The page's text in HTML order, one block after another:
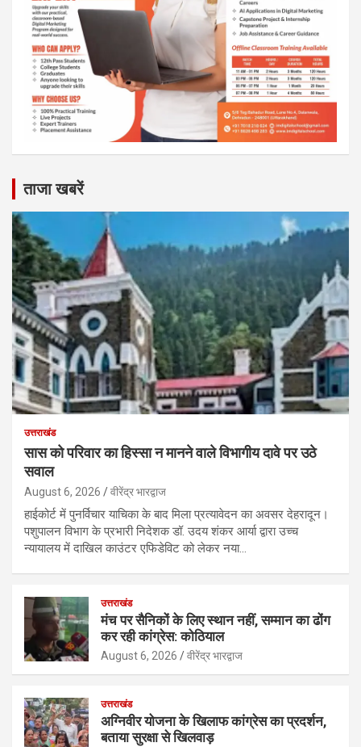
ताजा खबरें
उत्तराखंड
सास को परिवार का हिस्सा न मानने वाले विभागीय दावे पर उठे
सवाल
August 6, 2026 वीरेंद्र भारद्वाज
हाईकोर्ट में पुनर्विचार याचिका के बाद मिला प्रत्यावेदन का अवसर देहरादून।
पशुपालन विभाग के प्रभारी निदेशक डॉ. उदय शंकर आर्या द्वारा उच्च
न्यायालय में दाखिल काउंटर एफिडेविट को लेकर नया…
उत्तराखंड
मंच पर सैनिकों के लिए स्थान नहीं, सम्मान का ढोंग
कर रही कांग्रेस: कोठियाल
August 6, 2026 वीरेंद्र भारद्वाज
उत्तराखंड
अग्निवीर योजना के खिलाफ कांग्रेस का प्रदर्शन,
बताया सुरक्षा से खिलवाड़